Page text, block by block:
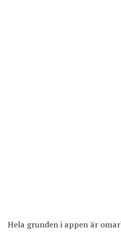
Hela grunden i appen är